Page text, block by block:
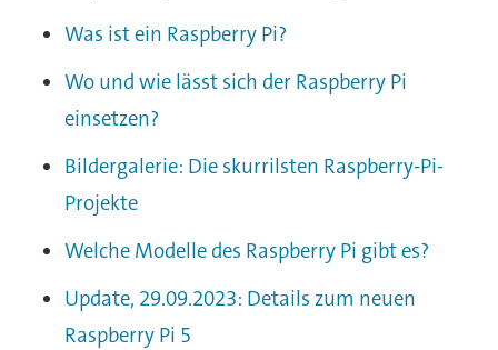
Was ist ein Raspberry Pi?
Wo und wie lässt sich der Raspberry Pi
einsetzen?
Bildergalerie: Die skurrilsten Raspberry-Pi-
Projekte
Welche Modelle des Raspberry Pi gibt es?
Update, 29.09.2023: Details zum neuen
Raspberry Pi 5